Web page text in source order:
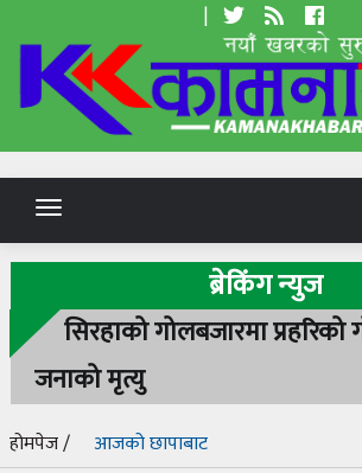
|
Toggle
navigation
ब्रेकिंग न्युज
सिरहाको गोलबजारमा
जनाको मृत्यु
होमपेज / आजको छापाबाट